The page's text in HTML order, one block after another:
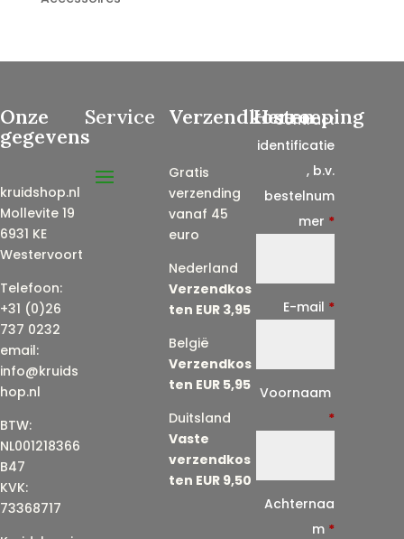
Onze
gegevens
kruidshop.nl
Mollevite 19
6931 KE
Westervoort
Telefoon:
+31 (0)26
737 0232
email:
info@kruids
hop.nl
BTW:
NL001218366
B47
KVK:
73368717
Service Verzendkosten
Gratis
verzending
vanaf 45
euro
Nederland
Verzendkos
ten EUR 3,95
België
Verzendkos
ten EUR 5,95
Duitsland
Vaste
verzendkos
ten EUR 9,50
Herroeping
Contract
identificatie
, b.v.
bestelnum
mer *
E-mail *
Voornaam
*
Achternaa
m *